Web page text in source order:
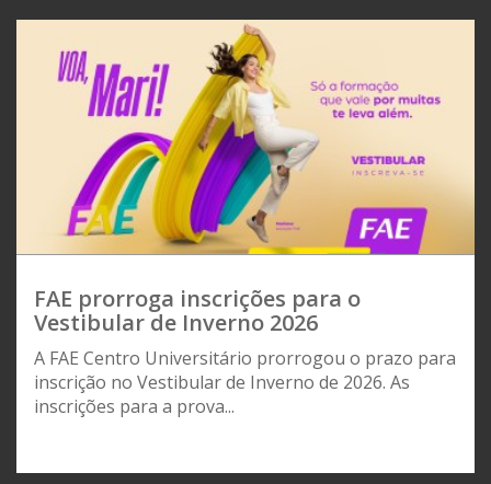
FAE prorroga inscrições para o
Vestibular de Inverno 2026
A FAE Centro Universitário prorrogou o prazo para
inscrição no Vestibular de Inverno de 2026. As
inscrições para a prova...